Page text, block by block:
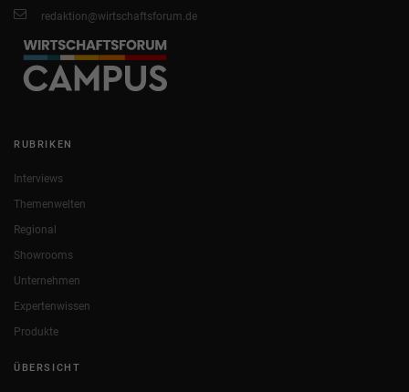
redaktion@wirtschaftsforum.de
RUBRIKEN
Interviews
Themenwelten
Regional
Showrooms
Unternehmen
Expertenwissen
Produkte
ÜBERSICHT